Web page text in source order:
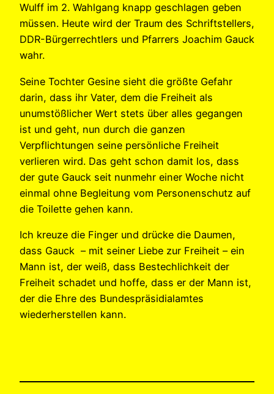
Wulff im 2. Wahlgang knapp geschlagen geben
müssen. Heute wird der Traum des Schriftstellers,
DDR-Bürgerrechtlers und Pfarrers Joachim Gauck
wahr.
Seine Tochter Gesine sieht die größte Gefahr
darin, dass ihr Vater, dem die Freiheit als
unumstößlicher Wert stets über alles gegangen
ist und geht, nun durch die ganzen
Verpflichtungen seine persönliche Freiheit
verlieren wird. Das geht schon damit los, dass
der gute Gauck seit nunmehr einer Woche nicht
einmal ohne Begleitung vom Personenschutz auf
die Toilette gehen kann.
Ich kreuze die Finger und drücke die Daumen,
dass Gauck – mit seiner Liebe zur Freiheit – ein
Mann ist, der weiß, dass Bestechlichkeit der
Freiheit schadet und hoffe, dass er der Mann ist,
der die Ehre des Bundespräsidialamtes
wiederherstellen kann.